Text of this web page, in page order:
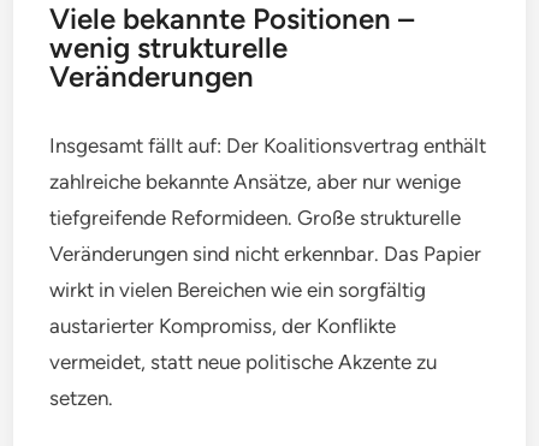
Viele bekannte Positionen –
wenig strukturelle
Veränderungen
Insgesamt fällt auf: Der Koalitionsvertrag enthält
zahlreiche bekannte Ansätze, aber nur wenige
tiefgreifende Reformideen. Große strukturelle
Veränderungen sind nicht erkennbar. Das Papier
wirkt in vielen Bereichen wie ein sorgfältig
austarierter Kompromiss, der Konflikte
vermeidet, statt neue politische Akzente zu
setzen.